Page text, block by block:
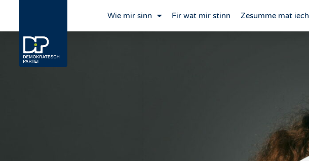
Wie mir sinn Fir wat mir stinn Zesumme mat iech